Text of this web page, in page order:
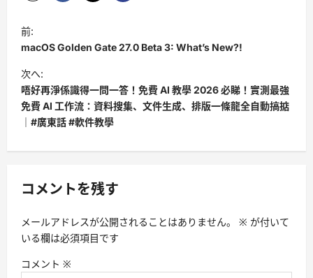
投
稿
ナ
ビ
ゲ
ー
シ
ン
前:
macOS Golden Gate 27.0 Beta 3: What’s New?!
次へ:
唔好再淨係識得一問一答！免費 AI 教學 2026 必睇！實測最強
免費 AI 工作流：資料搜集、文件生成、排版一條龍全自動搞掂
｜#廣東話 #軟件教學
コメントを残す
メールアドレスが公開されることはありません。 ※ が付いて
いる欄は必須項目です
コメント ※